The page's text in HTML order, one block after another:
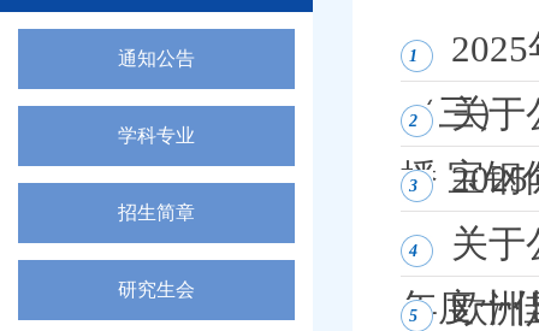
通知公告
学科专业
招生简章
研究生会
1
（三）
2
关于
播 宝钢
3
4
关于
年度十
5
欧洲